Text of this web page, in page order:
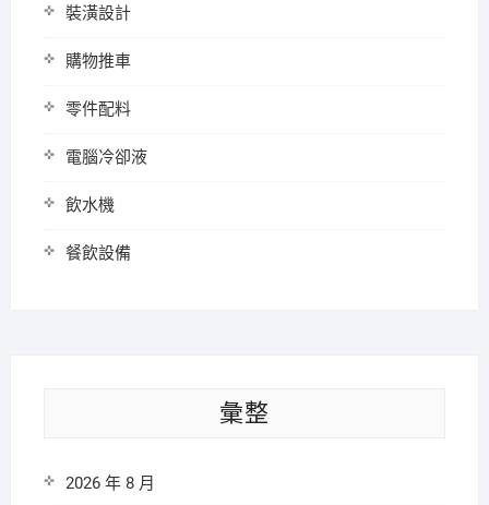
裝潢設計
購物推車
零件配料
電腦冷卻液
飲水機
餐飲設備
彙整
2026 年 8 月